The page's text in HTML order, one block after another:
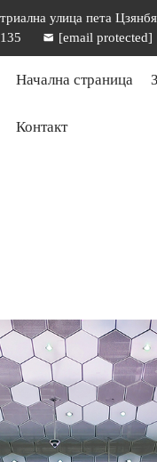
улица пета
[email protected]
Начална страница
Контакт